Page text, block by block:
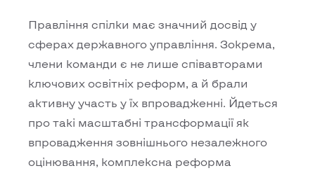
Правління спілки має значний досвід у
сферах державного управління. Зокрема,
члени команди є не лише співавторами
ключових освітніх реформ, а й брали
активну участь у їх впровадженні. Йдеться
про такі масштабні трансформації як
впровадження зовнішнього незалежного
оцінювання, комплексна реформа